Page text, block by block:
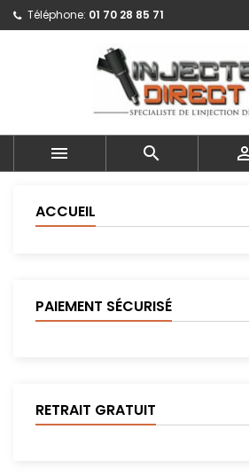
Téléphone: 01 70 28 85 71
 
ACCUEIL
PAIEMENT SÉCURISÉ
RETRAIT GRATUIT